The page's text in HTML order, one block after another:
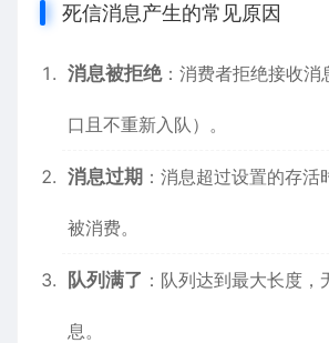
死信消息产生的常见原因
消息被拒绝：消费者拒绝接收消
口且不重新入队）。
消息过期 ：消息超过设置的存
被消费。
队列满了 ：队列达到最大长度
息。